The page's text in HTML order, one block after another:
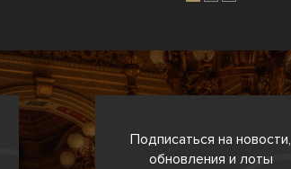
Подписаться на новости,
обновления и лоты